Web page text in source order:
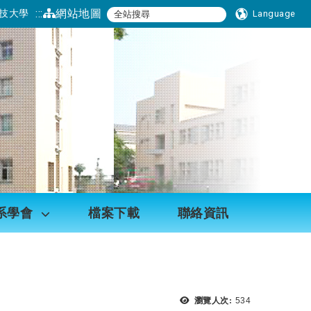
大學 ::: 網站地圖 Language
學會 檔案下載 聯絡資訊
瀏覽人次: 瀏覽次數：
534